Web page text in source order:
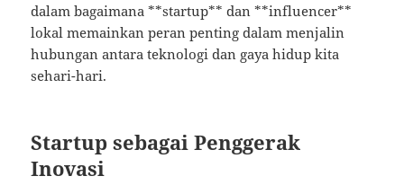
dalam bagaimana **startup** dan **influencer**
lokal memainkan peran penting dalam menjalin
hubungan antara teknologi dan gaya hidup kita
sehari-hari.
Startup sebagai Penggerak
Inovasi